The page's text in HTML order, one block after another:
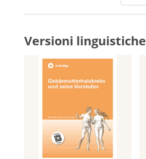
Versioni linguistiche